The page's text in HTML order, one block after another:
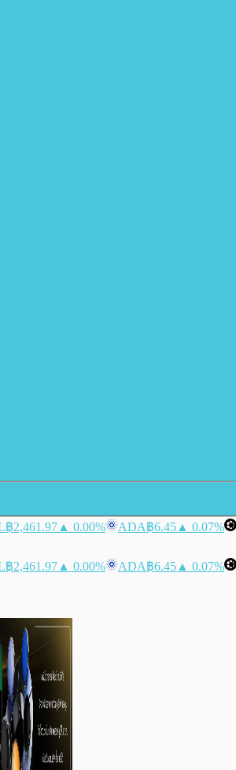
฿2,461.97 ▲ 0.00% ADA฿6.45 ▲ 0.07%
฿2,461.97 ▲ 0.00% ADA฿6.45 ▲ 0.07%